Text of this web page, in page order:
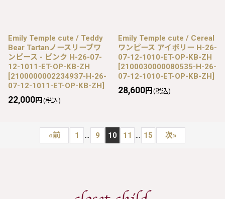
Emily Temple cute / Teddy
Bear Tartanノースリーブワ
ンピース - ピンク H-26-07-
12-1011-ET-OP-KB-ZH
[2100000002234937-H-26-
07-12-1011-ET-OP-KB-ZH]
22,000円 (税込)
Emily Temple cute / Cereal
ワンピース アイボリー H-26-
07-12-1010-ET-OP-KB-ZH
[2100030000080535-H-26-
07-12-1010-ET-OP-KB-ZH]
28,600円 (税込)
«前 1 ... 9 10 11 ... 15 次»